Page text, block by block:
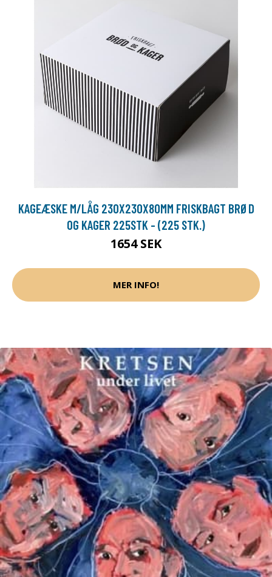
KAGEÆSKE M/LÅG 230X230X80MM FRISKBAGT BRØD
OG KAGER 225STK - (225 STK.)
1654 SEK
MER INFO!